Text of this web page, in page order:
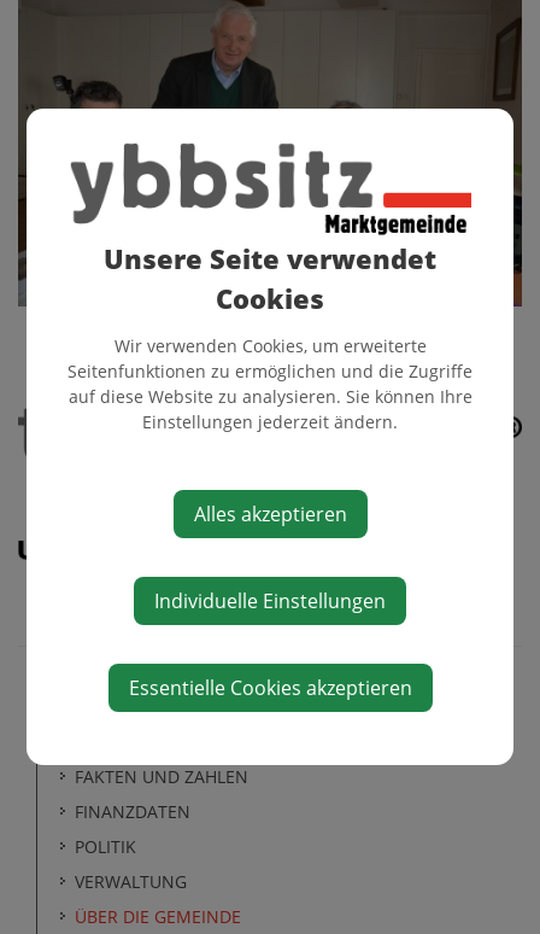
FAKTEN UND ZAHLEN
FINANZDATEN
POLITIK
VERWALTUNG
ÜBER DIE GEMEINDE
Unsere Seite verwendet
Cookies
Wir verwenden Cookies, um erweiterte
Seitenfunktionen zu ermöglichen und die Zugriffe
auf diese Website zu analysieren. Sie können Ihre
Einstellungen jederzeit ändern.
Alles akzeptieren
Individuelle Einstellungen
Essentielle Cookies akzeptieren